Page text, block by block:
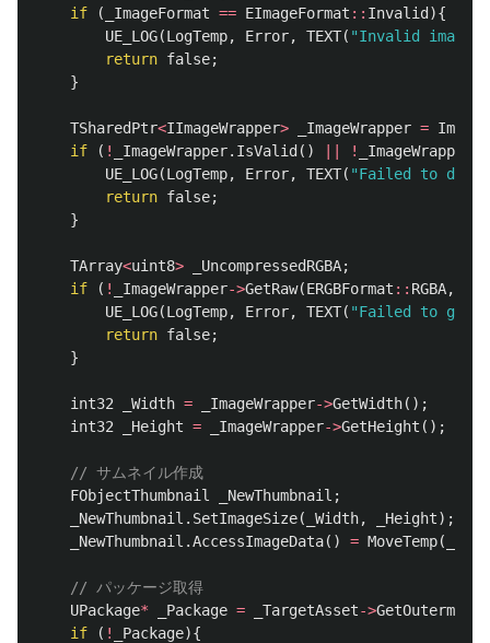
if
( _ImageFormat == EImageFormat :: Invalid ){
UE_LOG(LogTemp, Error, TEXT( "Invalid image
return false;
}
TSharedPtr<IImageWrapper> _ImageWrapper =
if
( ! _ImageWrapper. IsValid () ! _ImageWrapper
UE_LOG(LogTemp, Error, TEXT( "Failed to
return false;
}
TArray<uint8> _UncompressedRGBA;
if
( ! _ImageWrapper->GetRaw(ERGBFormat :: RGBA,
UE_LOG(LogTemp, Error, TEXT( "Failed to get
return false;
}
int32 _Width = _ImageWrapper->GetWidth();
int32
_Height = _ImageWrapper->GetHeight ();
// サムネイル作成
FObjectThumbnail
_NewThumbnail ;
_NewThumbnail . SetImageSize( _Width, _Height);
_NewThumbnail .AccessImageData() = MoveTemp(
// パッケージ取得
UPackage* _Package = _TargetAsset->GetOutermost
if
( ! _Package){